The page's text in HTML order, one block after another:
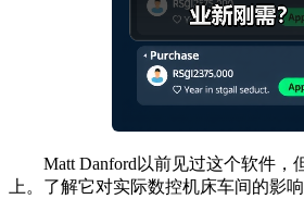
Matt Danford以前见过这个软件，
上。了解它对实际数控机床车间的影